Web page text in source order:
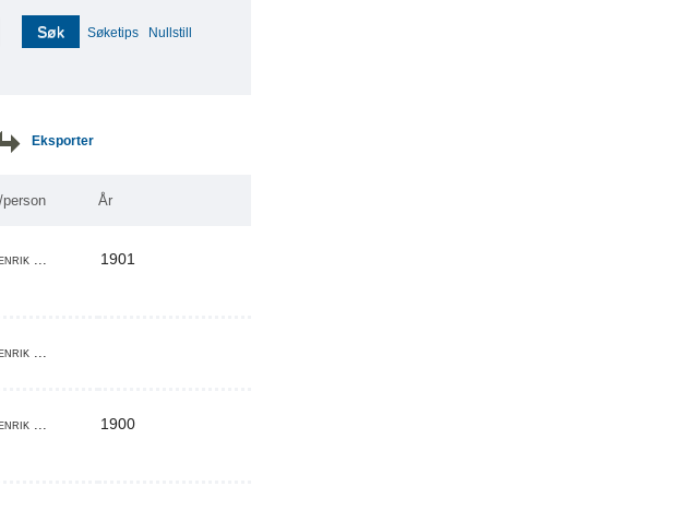
Søk Søketips Nullstill
Eksporter
person År
... 1901
...
... 1900